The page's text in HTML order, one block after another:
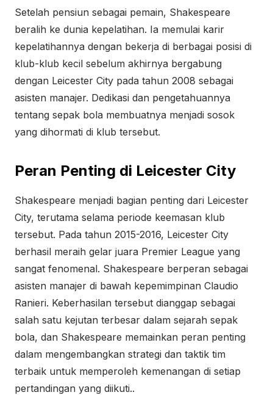
Setelah pensiun sebagai pemain, Shakespeare
beralih ke dunia kepelatihan. Ia memulai karir
kepelatihannya dengan bekerja di berbagai posisi di
klub-klub kecil sebelum akhirnya bergabung
dengan Leicester City pada tahun 2008 sebagai
asisten manajer. Dedikasi dan pengetahuannya
tentang sepak bola membuatnya menjadi sosok
yang dihormati di klub tersebut.
Peran Penting di Leicester City
Shakespeare menjadi bagian penting dari Leicester
City, terutama selama periode keemasan klub
tersebut. Pada tahun 2015-2016, Leicester City
berhasil meraih gelar juara Premier League yang
sangat fenomenal. Shakespeare berperan sebagai
asisten manajer di bawah kepemimpinan Claudio
Ranieri. Keberhasilan tersebut dianggap sebagai
salah satu kejutan terbesar dalam sejarah sepak
bola, dan Shakespeare memainkan peran penting
dalam mengembangkan strategi dan taktik tim
terbaik untuk memperoleh kemenangan di setiap
pertandingan yang diikuti..